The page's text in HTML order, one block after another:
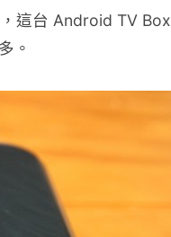
這台 Android TV Box
。